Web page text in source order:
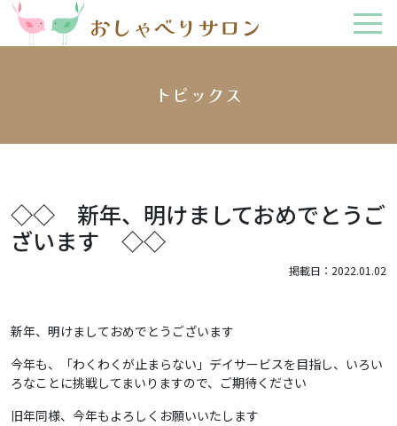
トピックス
◇◇ 新年、明けましておめでとうご
ざいます ◇◇
掲載日：2022.01.02
新年、明けましておめでとうございます
今年も、「わくわくが止まらない」デイサービスを目指し、いろい
ろなことに挑戦してまいりますので、ご期待ください
旧年同様、今年もよろしくお願いいたします